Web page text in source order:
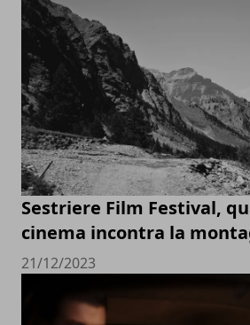
Sestriere Film Festival,
cinema incontra la
21/12/2023